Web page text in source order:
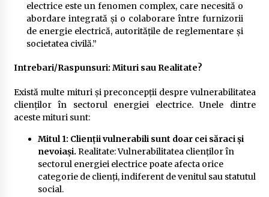
electrice este un fenomen complex, care necesită o
abordare integrată și o colaborare între furnizorii
de energie electrică, autoritățile de reglementare și
societatea civilă.”
Intrebari/Raspunsuri: Mituri sau Realitate?
Există multe mituri și preconcepții despre vulnerabilitatea
clienților în sectorul energiei electrice. Unele dintre
aceste mituri sunt:
Mitul 1: Clienții vulnerabili sunt doar cei săraci și
nevoiași. Realitate: Vulnerabilitatea clienților în
sectorul energiei electrice poate afecta orice
categorie de clienți, indiferent de venitul sau statutul
social.